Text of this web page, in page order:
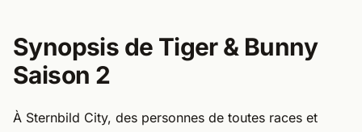
Synopsis de Tiger & Bunny
Saison 2
À Sternbild City, des personnes de toutes races et